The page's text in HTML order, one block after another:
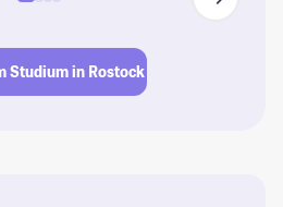
Studium in Rostock